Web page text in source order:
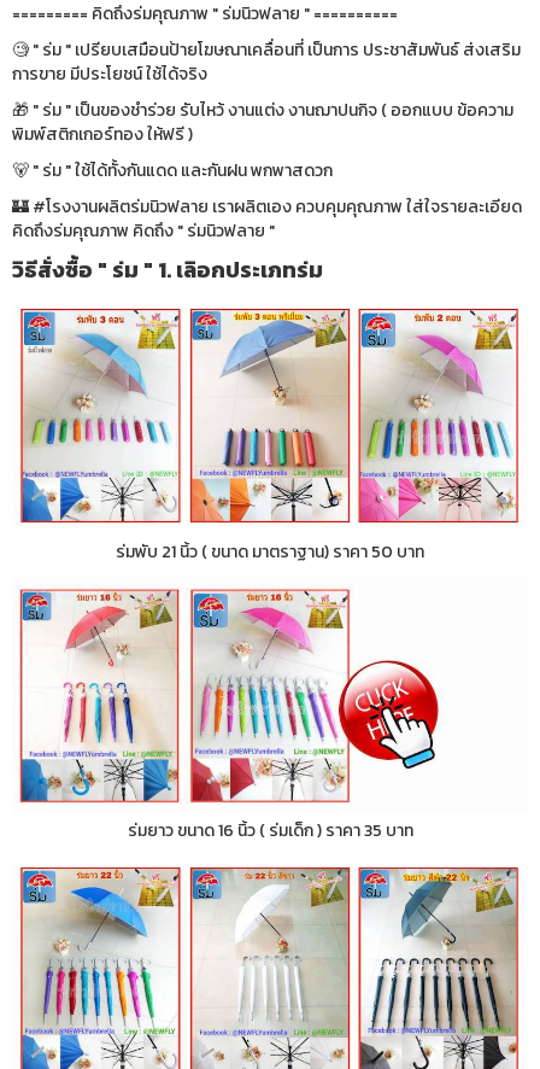
========= คิดถึงร่มคุณภาพ " ร่มนิวฟลาย " ==========
🧐 " ร่ม " เปรียบเสมือนป้ายโฆษณาเคลื่อนที่ เป็นการ ประชาสัมพันธ์ ส่งเสริม
การขาย มีประโยชน์ ใช้ได้จริง
🎁 " ร่ม " เป็นของชำร่วย รับไหว้ งานแต่ง งานฌาปนกิจ ( ออกแบบ ข้อความ
พิมพ์สติกเกอร์ทอง ให้ฟรี )
🐻 " ร่ม " ใช้ได้ทั้งกันแดด และกันฝน พกพาสดวก
🏰 #โรงงานผลิตร่มนิวฟลาย เราผลิตเอง ควบคุมคุณภาพ ใส่ใจรายละเอียด
คิดถึงร่มคุณภาพ คิดถึง " ร่มนิวฟลาย "
วิธีสั่งซื้อ " ร่ม " 1. เลิอกประเภทร่ม
ร่มพับ 21 นิ้ว ( ขนาด มาตราฐาน) ราคา 50 บาท
ร่มยาว ขนาด 16 นิ้ว ( ร่มเด็ก ) ราคา 35 บาท